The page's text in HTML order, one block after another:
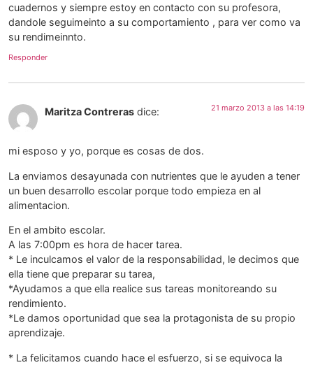
cuadernos y siempre estoy en contacto con su profesora,
dandole seguimeinto a su comportamiento , para ver como va
su rendimeinnto.
Responder
Maritza Contreras dice: 21 marzo 2013 a las 14:19
mi esposo y yo, porque es cosas de dos.
La enviamos desayunada con nutrientes que le ayuden a tener
un buen desarrollo escolar porque todo empieza en al
alimentacion.
En el ambito escolar.
A las 7:00pm es hora de hacer tarea.
* Le inculcamos el valor de la responsabilidad, le decimos que
ella tiene que preparar su tarea,
*Ayudamos a que ella realice sus tareas monitoreando su
rendimiento.
*Le damos oportunidad que sea la protagonista de su propio
aprendizaje.
* La felicitamos cuando hace el esfuerzo, si se equivoca la